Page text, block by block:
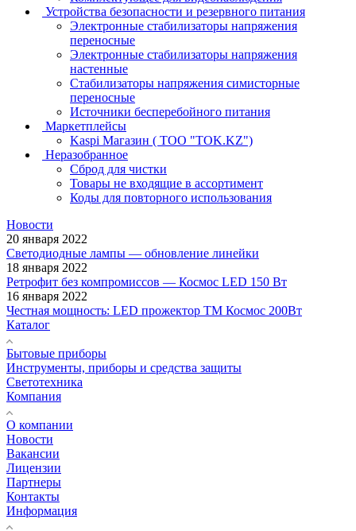
Устройства безопасности и резервного питания
Электронные стабилизаторы напряжения
переносные
Электронные стабилизаторы напряжения
настенные
Стабилизаторы напряжения симисторные
переносные
Источники бесперебойного питания
Маркетплейсы
Kaspi Магазин ( ТОО "TOK.KZ")
Неразобранное
Сброд для чистки
Товары не входящие в ассортимент
Коды для повторного использования
Новости
20 января 2022
Светодиодные лампы — обновление линейки
18 января 2022
Ретрофит без компромиссов — Космос LED 150 Вт
16 января 2022
Честная мощность: LED прожектор ТМ Космос 200Вт
Каталог
Бытовые приборы
Инструменты, приборы и средства защиты
Светотехника
Компания
О компании
Новости
Вакансии
Лицензии
Партнеры
Контакты
Информация